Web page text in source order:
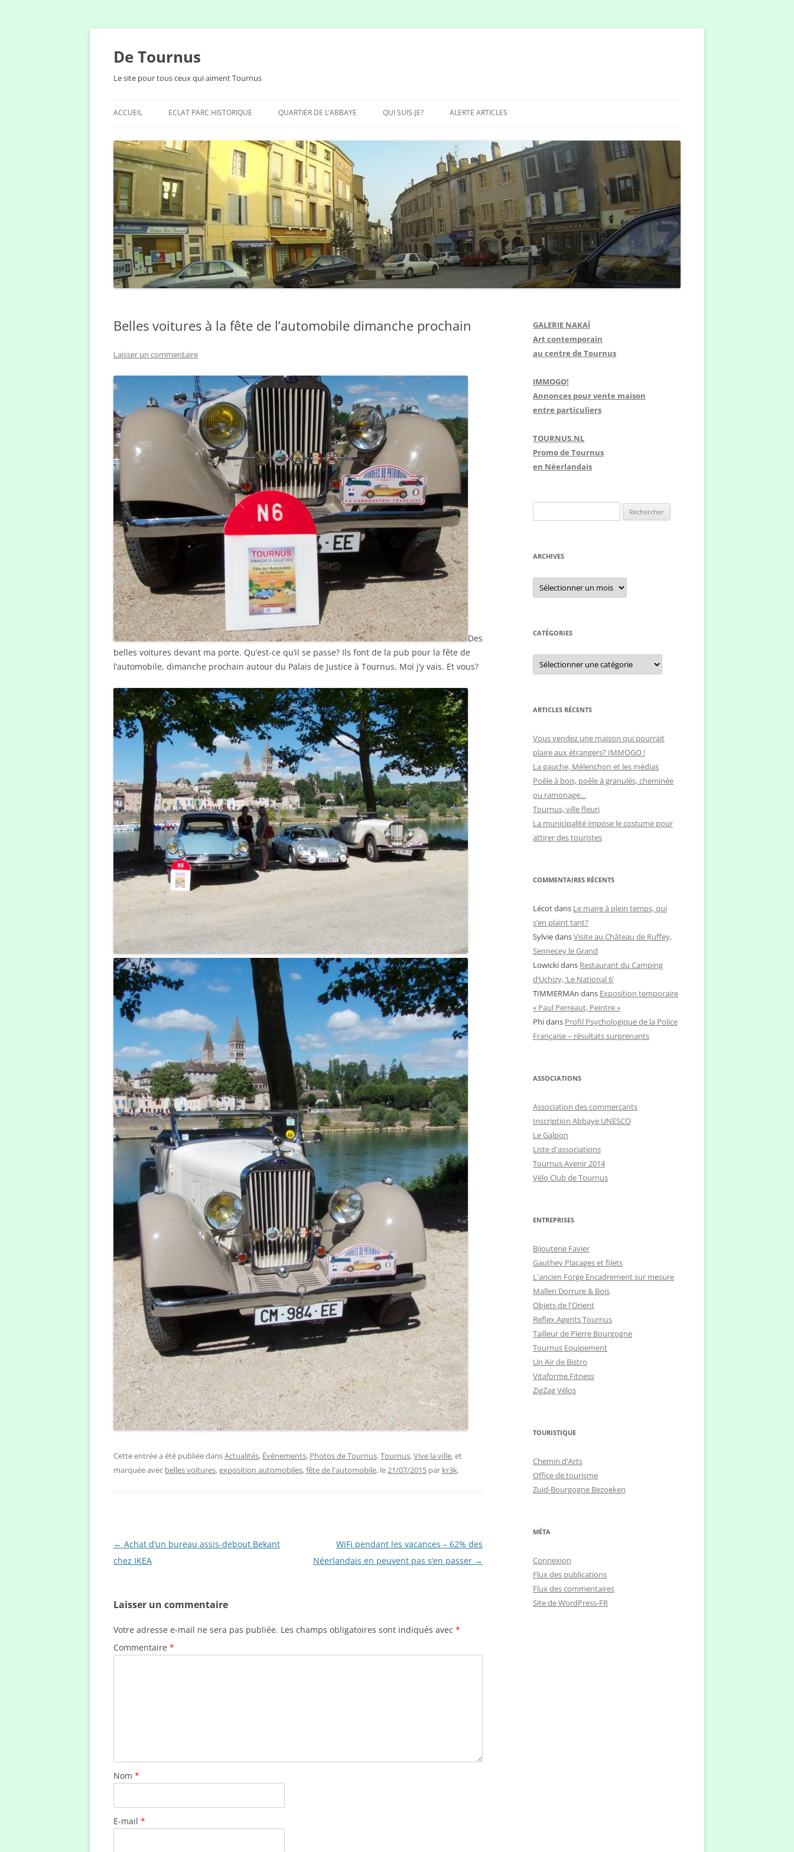
Aller
contenu
De Tournus
Le site pour tous ceux qui aiment Tournus
ACCUEIL ECLAT PARC HISTORIQUE QUARTIER DE L’ABBAYE QUI SUIS-JE?
SITE POUR 10 % DU CHIFFRE
D’AFFAIRES
ALERTE ARTICLES
Belles voitures à la fête de l’automobile dimanche prochain
Laisser un commentaire
Des
belles voitures devant ma porte. Qu’est-ce qu’il se passe? Ils font de la pub pour la fête de
l’automobile, dimanche prochain autour du Palais de Justice à Tournus. Moi j’y vais. Et vous?
Cette entrée a été publiée dansActualités, Événements, Photos de Tournus,Tournus,Vive la ville, et
marquée avec belles voitures,exposition automobiles,fête de l'automobile, le21/07/2015 par kr3k.
Navigation
des
← Achat d’un bureau assis-debout Bekant
chez IKEA
WiFi pendant les vacances – 62% des
Néerlandais en peuvent pas s’en passer →
Laisser un commentaire
Votre adresse e-mail ne sera pas publiée. Les champs obligatoires sont indiqués avec *
Commentaire *
Nom *
E-mail *
GALERIE NAKAÏ
Art contemporain
au centre de Tournus
IMMOGO!
Annonces pour vente maison
entre particuliers
TOURNUS.NL
Promo de Tournus
en Néerlandais
e
h
r
c
r
ARCHIVES
A
c
e
s
CATÉGORIES
C
t
r
i
ARTICLES RÉCENTS
Vous vendez une maison qui pourrait
plaire aux étrangers? IMMOGO !
La gauche, Mélenchon et les médias
Poêle à bois, poêle à granulés, cheminée
ou ramonage…
Tournus, ville fleuri
La municipalité impose le costume pour
attirer des touristes
COMMENTAIRES RÉCENTS
Lécotdans Le maire à plein temps, qui
s’en plaint tant?
SylviedansVisite au Château de Ruffey,
Sennecey le Grand
Lowickidans Restaurant du Camping
d’Uchizy, ‘Le National 6’
TIMMERMAn dans Exposition temporaire
« Paul Perreaut, Peintre »
Phidans Profil Psychologique de la Police
Française – résultats surprenants
ASSOCIATIONS
Association des commerçants
Inscription Abbaye UNESCO
Le Galpon
Liste d'associations
Tournus Avenir 2014
Vélo Club de Tournus
ENTREPRISES
Bijouterie Favier
Gauthey Placages et filets
L'ancien Forge Encadrement sur mesure
Mallen Dorrure & Bois
Objets de l'Orient
Reflex Agents Tournus
Tailleur de Pierre Bourgogne
Tournus Equipement
Un Air de Bistro
Vitaforme Fitness
ZigZag Vélos
TOURISTIQUE
Chemin d'Arts
Office de tourisme
Zuid-Bourgogne Bezoeken
MÉTA
Connexion
Flux des publications
Flux des commentaires
Site de WordPress-FR